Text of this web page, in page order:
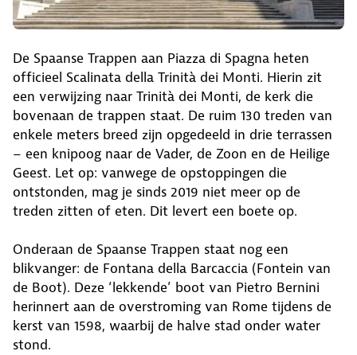
De Spaanse Trappen aan Piazza di Spagna heten
officieel Scalinata della Trinità dei Monti. Hierin zit
een verwijzing naar Trinità dei Monti, de kerk die
bovenaan de trappen staat. De ruim 130 treden van
enkele meters breed zijn opgedeeld in drie terrassen
– een knipoog naar de Vader, de Zoon en de Heilige
Geest. Let op: vanwege de opstoppingen die
ontstonden, mag je sinds 2019 niet meer op de
treden zitten of eten. Dit levert een boete op.
Onderaan de Spaanse Trappen staat nog een
blikvanger: de Fontana della Barcaccia (Fontein van
de Boot). Deze ‘lekkende’ boot van Pietro Bernini
herinnert aan de overstroming van Rome tijdens de
kerst van 1598, waarbij de halve stad onder water
stond.